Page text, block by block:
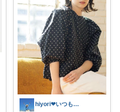
hiyori❤いつもありがとう♡感謝🌹